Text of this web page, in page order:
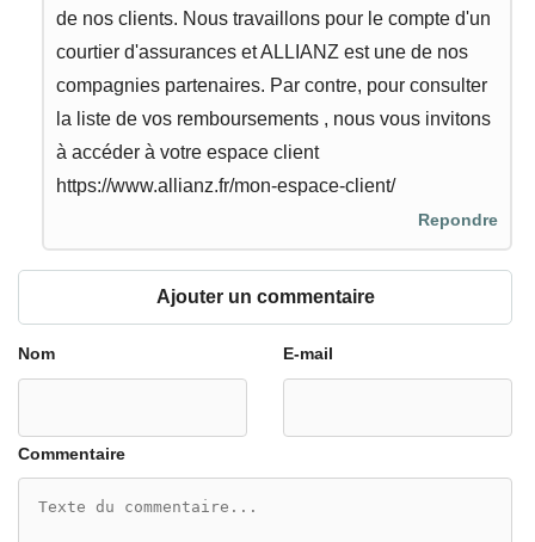
de nos clients. Nous travaillons pour le compte d'un
courtier d'assurances et ALLIANZ est une de nos
compagnies partenaires. Par contre, pour consulter
la liste de vos remboursements , nous vous invitons
à accéder à votre espace client
https://www.allianz.fr/mon-espace-client/
Repondre
Ajouter un commentaire
Nom E-mail
Commentaire